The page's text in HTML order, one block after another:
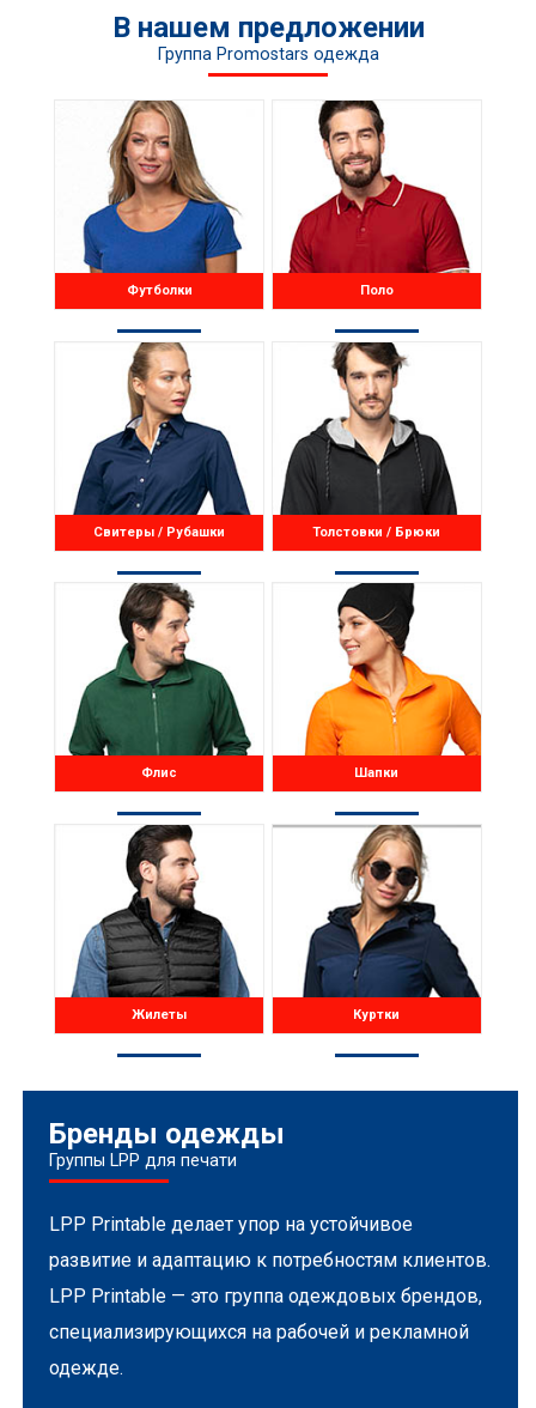
В нашем предложении
Группа Promostars одежда
Футболки Поло
Свитеры / Рубашки Толстовки / Брюки
Флис Шапки
Жилеты Куртки
Бренды одежды
Группы LPP для печати
LPP Printable делает упор на устойчивое
развитие и адаптацию к потребностям клиентов.
LPP Printable — это группа одеждовых брендов,
специализирующихся на рабочей и рекламной
одежде.